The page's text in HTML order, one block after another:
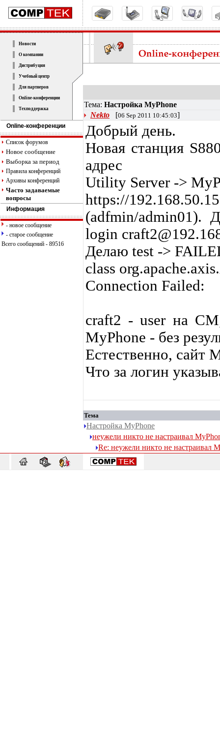
Новости
О компании
Дистрибуция
Учебный центр
Для партнеров
Online-конференции
Техподдержка
Online-конференции
Список форумов
Новое сообщение
Выборка за период
Правила конференций
Архивы конференций
Часто задаваемые
вопросы
Информация
- новое сообщение
- старое сообщение
Всего сообщений - 89516
Тема: Настройка MyPhone
Nekto [06 Sep 2011 10:45:03]
Добрый день.
Новая станция
адрес
Utility Server ->
https://
(adfmin/admin01).
login
Делаю test ->
class
Connection Failed:
craft2 - user на СМ,
MyPhone - без
Естественно, сайт
Что за логин
Тема
Настройка MyPhone
неужели никто не настраивал
Re: неужели никто не настраивал